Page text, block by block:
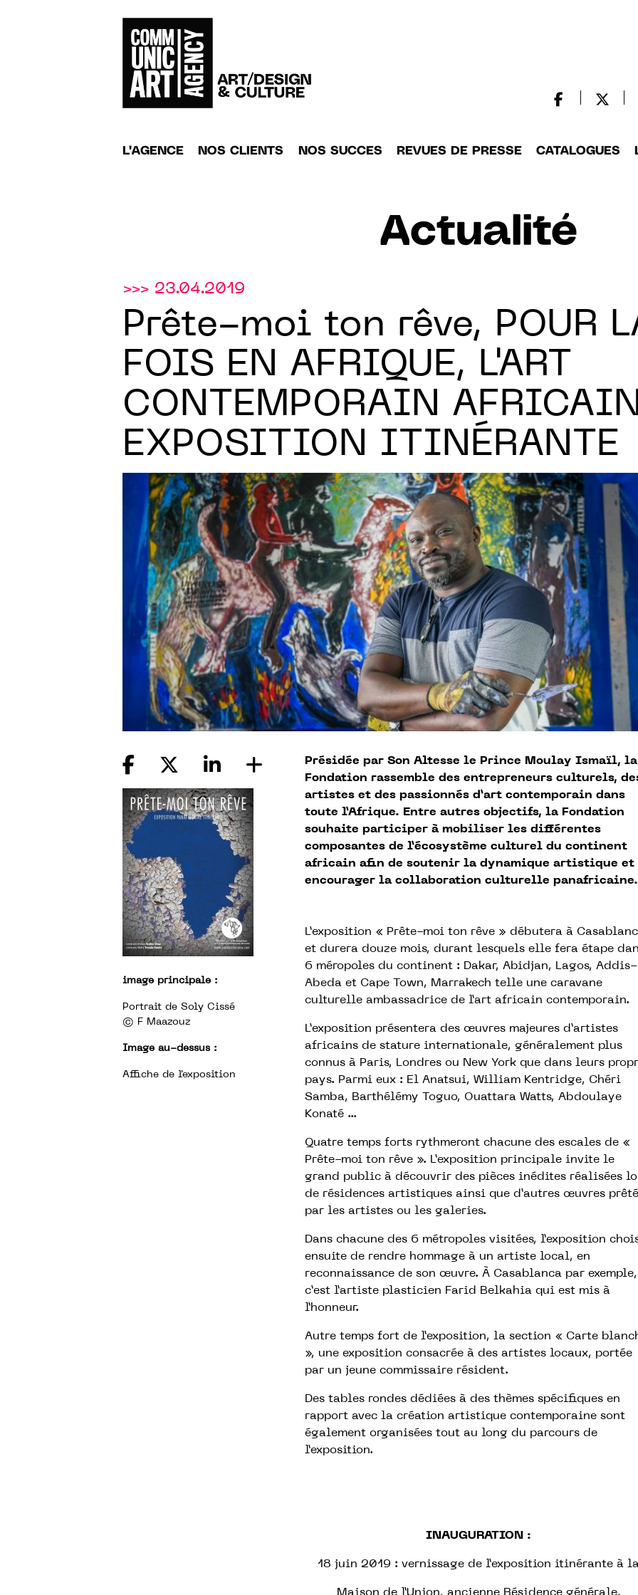
L'AGENCE NOS CLIENTS NOS SUCCES REVUES DE PRESSE CATALOGUES
Actualité
>>> 23.04.2019
Prête-moi ton rêve, POUR
FOIS EN AFRIQUE, L'ART
CONTEMPORAIN
EXPOSITION ITINÉRANTE
image principale :
Portrait de Soly Cissé
© F Maazouz
Image au-dessus :
Affiche de l'exposition
Présidée par Son Altesse le Prince Moulay Ismaïl, la
Fondation rassemble des entrepreneurs culturels,
artistes et des passionnés d’art contemporain dans
toute l’Afrique. Entre autres objectifs, la Fondation
souhaite participer à mobiliser les différentes
composantes de l’écosystème culturel du continent
africain afin de soutenir la dynamique artistique et
encourager la collaboration culturelle panafricaine.
L’exposition « Prête-moi ton rêve » débutera à
et durera douze mois, durant lesquels elle fera étape
6 méropoles du continent : Dakar, Abidjan, Lagos, Addis-
Abeda et Cape Town, Marrakech telle une caravane
culturelle ambassadrice de l’art africain contemporain.
L’exposition présentera des œuvres majeures d’artistes
africains de stature internationale, généralement plus
connus à Paris, Londres ou New York que dans leurs
pays. Parmi eux : El Anatsui, William Kentridge, Chéri
Samba, Barthélémy Toguo, Ouattara Watts, Abdoulaye
Konaté ...
Quatre temps forts rythmeront chacune des escales de «
Prête-moi ton rêve ». L’exposition principale invite le
grand public à découvrir des pièces inédites réalisées
de résidences artistiques ainsi que d’autres œuvres
par les artistes ou les galeries.
Dans chacune des 6 métropoles visitées, l’exposition
ensuite de rendre hommage à un artiste local, en
reconnaissance de son œuvre. À Casablanca par exemple,
c’est l’artiste plasticien Farid Belkahia qui est mis à
l’honneur.
Autre temps fort de l’exposition, la section « Carte
», une exposition consacrée à des artistes locaux, portée
par un jeune commissaire résident.
Des tables rondes dédiées à des thèmes spécifiques en
rapport avec la création artistique contemporaine sont
également organisées tout au long du parcours de
l’exposition.
INAUGURATION :
18 juin 2019 : vernissage de l’exposition itinérante à